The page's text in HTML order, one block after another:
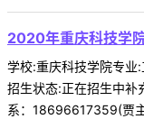
2020年重庆科技学
学校:重庆科技学院专业
招生状态:正在招生中补
系：18696617359(贾